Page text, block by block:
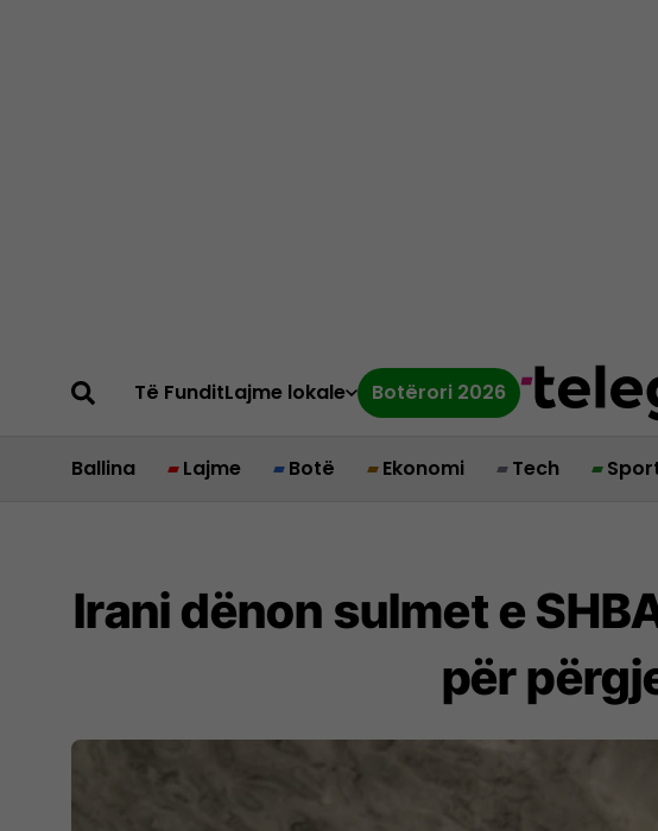
Të FunditLajme lokale Botërori 2026
Ballina Lajme Botë Ekonomi Tech
Irani dënon sulmet e
për